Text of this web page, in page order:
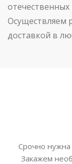
Осуществляем
доставкой в
Срочно нужна
Закажем